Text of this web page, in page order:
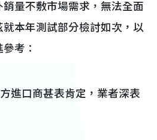
量不敷市場需求，無法全面
本年測試部分檢討如次，以
考：
進口商甚表肯定，業者深表